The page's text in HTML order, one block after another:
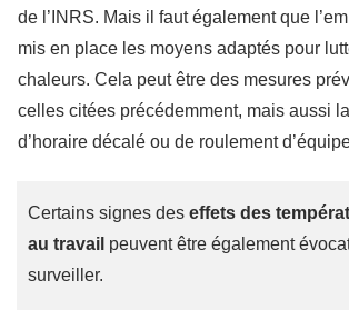
de l’INRS. Mais il faut également que
mis en place les moyens adaptés pour
chaleurs. Cela peut être des mesures
celles citées précédemment, mais aussi
d’horaire décalé ou de roulement
Certains signes des effets des
au travail peuvent être également
surveiller.